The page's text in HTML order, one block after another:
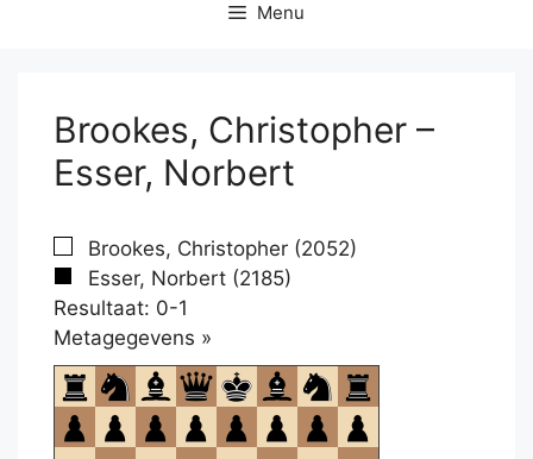
Menu
Brookes, Christopher –
Esser, Norbert
Brookes, Christopher (2052)
Esser, Norbert (2185)
Resultaat: 0-1
Metagegevens »
om
te
openen.